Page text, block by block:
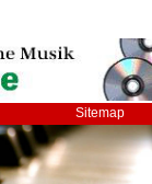
Sitemap